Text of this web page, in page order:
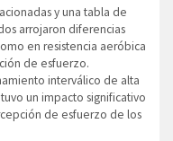
y una tabla de
arrojaron diferencias
en resistencia aeróbica
de esfuerzo.
interválico de alta
un impacto significativo
de esfuerzo de los